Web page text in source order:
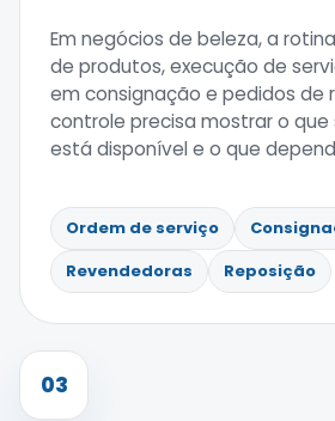
Em negócios de beleza, a
de produtos, execução de
em consignação e pedidos de
controle precisa mostrar o que
está disponível e o que
Ordem de serviço
Revendedoras
Reposição
03